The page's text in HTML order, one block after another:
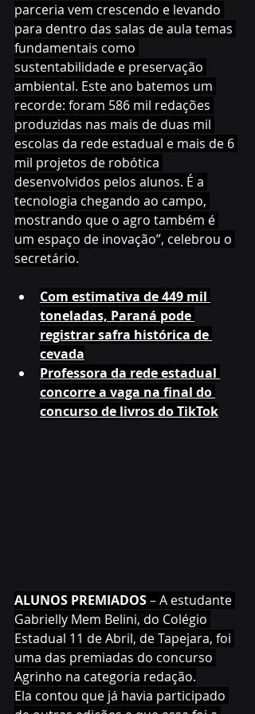
parceria vem crescendo e levando
para dentro das salas de aula temas
fundamentais como
sustentabilidade e preservação
ambiental. Este ano batemos um
recorde: foram 586 mil redações
produzidas nas mais de duas mil
escolas da rede estadual e mais de 6
mil projetos de robótica
desenvolvidos pelos alunos. É a
tecnologia chegando ao campo,
mostrando que o agro também é
um espaço de inovação”, celebrou o
secretário.
Com estimativa de 449 mil
toneladas, Paraná pode
registrar safra histórica de
cevada
Professora da rede estadual
concorre a vaga na final do
concurso de livros do TikTok
ALUNOS PREMIADOS – A estudante
Gabrielly Mem Belini, do Colégio
Estadual 11 de Abril, de Tapejara, foi
uma das premiadas do concurso
Agrinho na categoria redação.
Ela contou que já havia participado